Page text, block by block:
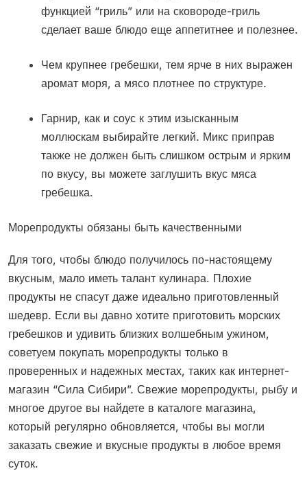
функцией “гриль” или на сковороде-гриль
сделает ваше блюдо еще аппетитнее и полезнее.
Чем крупнее гребешки, тем ярче в них выражен
аромат моря, а мясо плотнее по структуре.
Гарнир, как и соус к этим изысканным
моллюскам выбирайте легкий. Микс приправ
также не должен быть слишком острым и ярким
по вкусу, вы можете заглушить вкус мяса
гребешка.
Морепродукты обязаны быть качественными
Для того, чтобы блюдо получилось по-настоящему
вкусным, мало иметь талант кулинара. Плохие
продукты не спасут даже идеально приготовленный
шедевр. Если вы давно хотите приготовить морских
гребешков и удивить близких волшебным ужином,
советуем покупать морепродукты только в
проверенных и надежных местах, таких как интернет-
магазин “Сила Сибири”. Свежие морепродукты, рыбу и
многое другое вы найдете в каталоге магазина,
который регулярно обновляется, чтобы вы могли
заказать свежие и вкусные продукты в любое время
суток.